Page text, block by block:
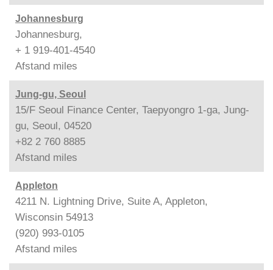
Johannesburg
Johannesburg,
+ 1 919-401-4540
Afstand miles
Jung-gu, Seoul
15/F Seoul Finance Center, Taepyongro 1-ga, Jung-
gu, Seoul, 04520
+82 2 760 8885
Afstand miles
Appleton
4211 N. Lightning Drive, Suite A, Appleton,
Wisconsin 54913
(920) 993-0105
Afstand miles